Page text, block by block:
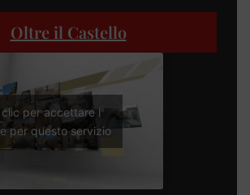
Oltre il Castello
clic per accettare i
per questo servizio